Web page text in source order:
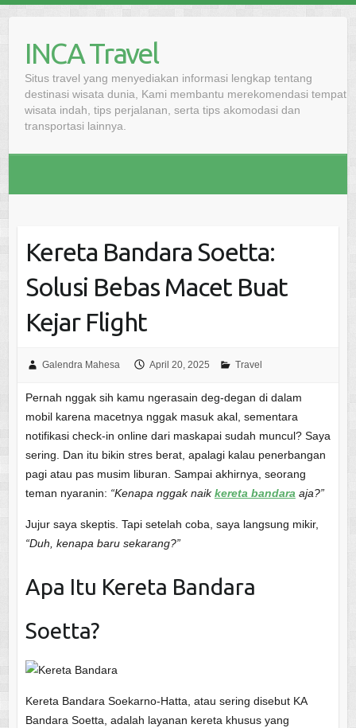
contentINCA Travel
Situs travel yang menyediakan informasi lengkap tentang
destinasi wisata dunia, Kami membantu merekomendasi tempat
wisata indah, tips perjalanan, serta tips akomodasi dan
transportasi lainnya.
Kereta Bandara Soetta:
Solusi Bebas Macet Buat
Kejar Flight
Galendra Mahesa April 20, 2025 Travel
Pernah nggak sih kamu ngerasain deg-degan di dalam
mobil karena macetnya nggak masuk akal, sementara
notifikasi check-in online dari maskapai sudah muncul? Saya
sering. Dan itu bikin stres berat, apalagi kalau penerbangan
pagi atau pas musim liburan. Sampai akhirnya, seorang
teman nyaranin: “Kenapa nggak naikkereta bandara aja?”
Jujur saya skeptis. Tapi setelah coba, saya langsung mikir,
“Duh, kenapa baru sekarang?”
Apa Itu Kereta Bandara
Soetta?
Kereta Bandara Soekarno-Hatta, atau sering disebut KA
Bandara Soetta, adalah layanan kereta khusus yang